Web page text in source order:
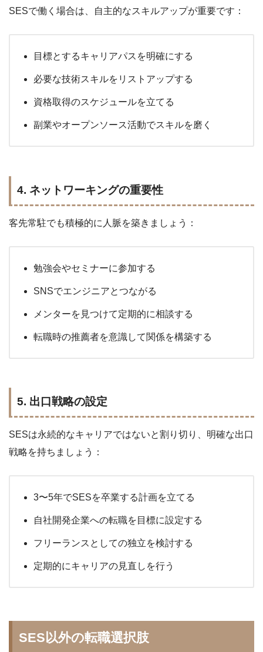
SESで働く場合は、自主的なスキルアップが重要です：
目標とするキャリアパスを明確にする
必要な技術スキルをリストアップする
資格取得のスケジュールを立てる
副業やオープンソース活動でスキルを磨く
4. ネットワーキングの重要性
客先常駐でも積極的に人脈を築きましょう：
勉強会やセミナーに参加する
SNSでエンジニアとつながる
メンターを見つけて定期的に相談する
転職時の推薦者を意識して関係を構築する
5. 出口戦略の設定
SESは永続的なキャリアではないと割り切り、明確な出口
戦略を持ちましょう：
3〜5年でSESを卒業する計画を立てる
自社開発企業への転職を目標に設定する
フリーランスとしての独立を検討する
定期的にキャリアの見直しを行う
SES以外の転職選択肢